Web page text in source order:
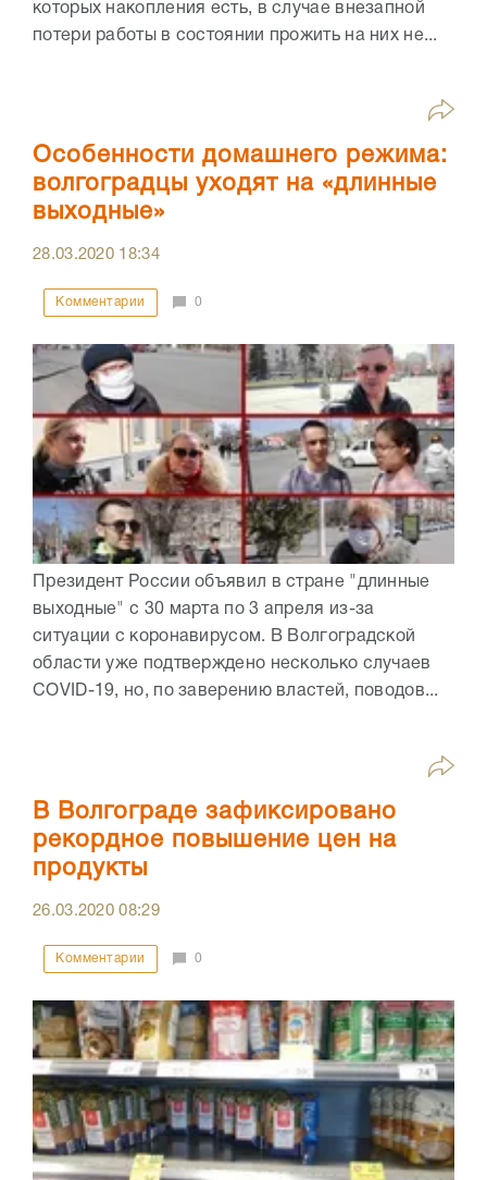
которых накопления есть, в случае внезапной
потери работы в состоянии прожить на них не...
Особенности домашнего режима:
волгоградцы уходят на «длинные
выходные»
28.03.2020 18:34
Комментарии 0
Президент России объявил в стране "длинные
выходные" с 30 марта по 3 апреля из-за
ситуации с коронавирусом. В Волгоградской
области уже подтверждено несколько случаев
COVID-19, но, по заверению властей, поводов...
В Волгограде зафиксировано
рекордное повышение цен на
продукты
26.03.202008:29
Комментарии 0